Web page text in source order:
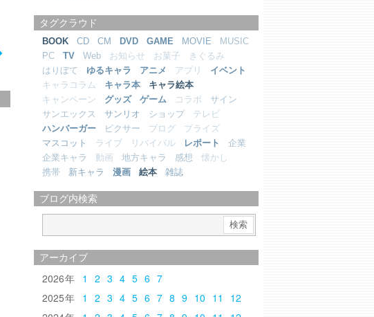
タグクラウド
BOOK CD CM DVD GAME MOVIE
MUSIC
PC
TV Web お知らせ お菓子
きぐるみ
はりぼて
ゆるキャラ アニメ アプリ
イベント
キャラコラム
キャラ本
キャラ絵本
キャンペーン
グッズ ゲーム コラボ
サイン
サンエックス
サンリオ ショップ
テレビ
ハンバーガー
ピクサー ブログ
プライズ
マスコット
ライブ リバイバル レポート
企業
企業キャラ
動画 地方キャラ 感想
懐かし
携帯
新キャラ 漫画 絵本 雑誌
ブログ内検索
アーカイブ
2026 1 2 3 4 5 6 7
2025
1 2 3 4 5 6 7 8 9 10 11
12